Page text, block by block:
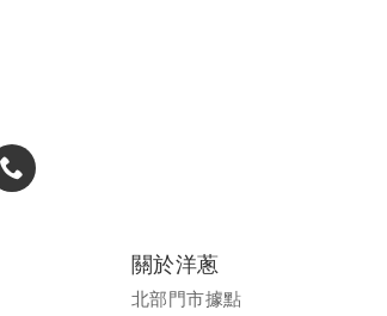
關於洋蔥
北部門市據點